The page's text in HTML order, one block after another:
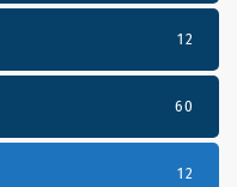
12
60
12